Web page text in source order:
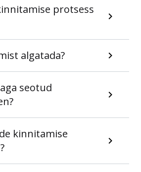
protsess
algatada?
seotud
kinnitamise